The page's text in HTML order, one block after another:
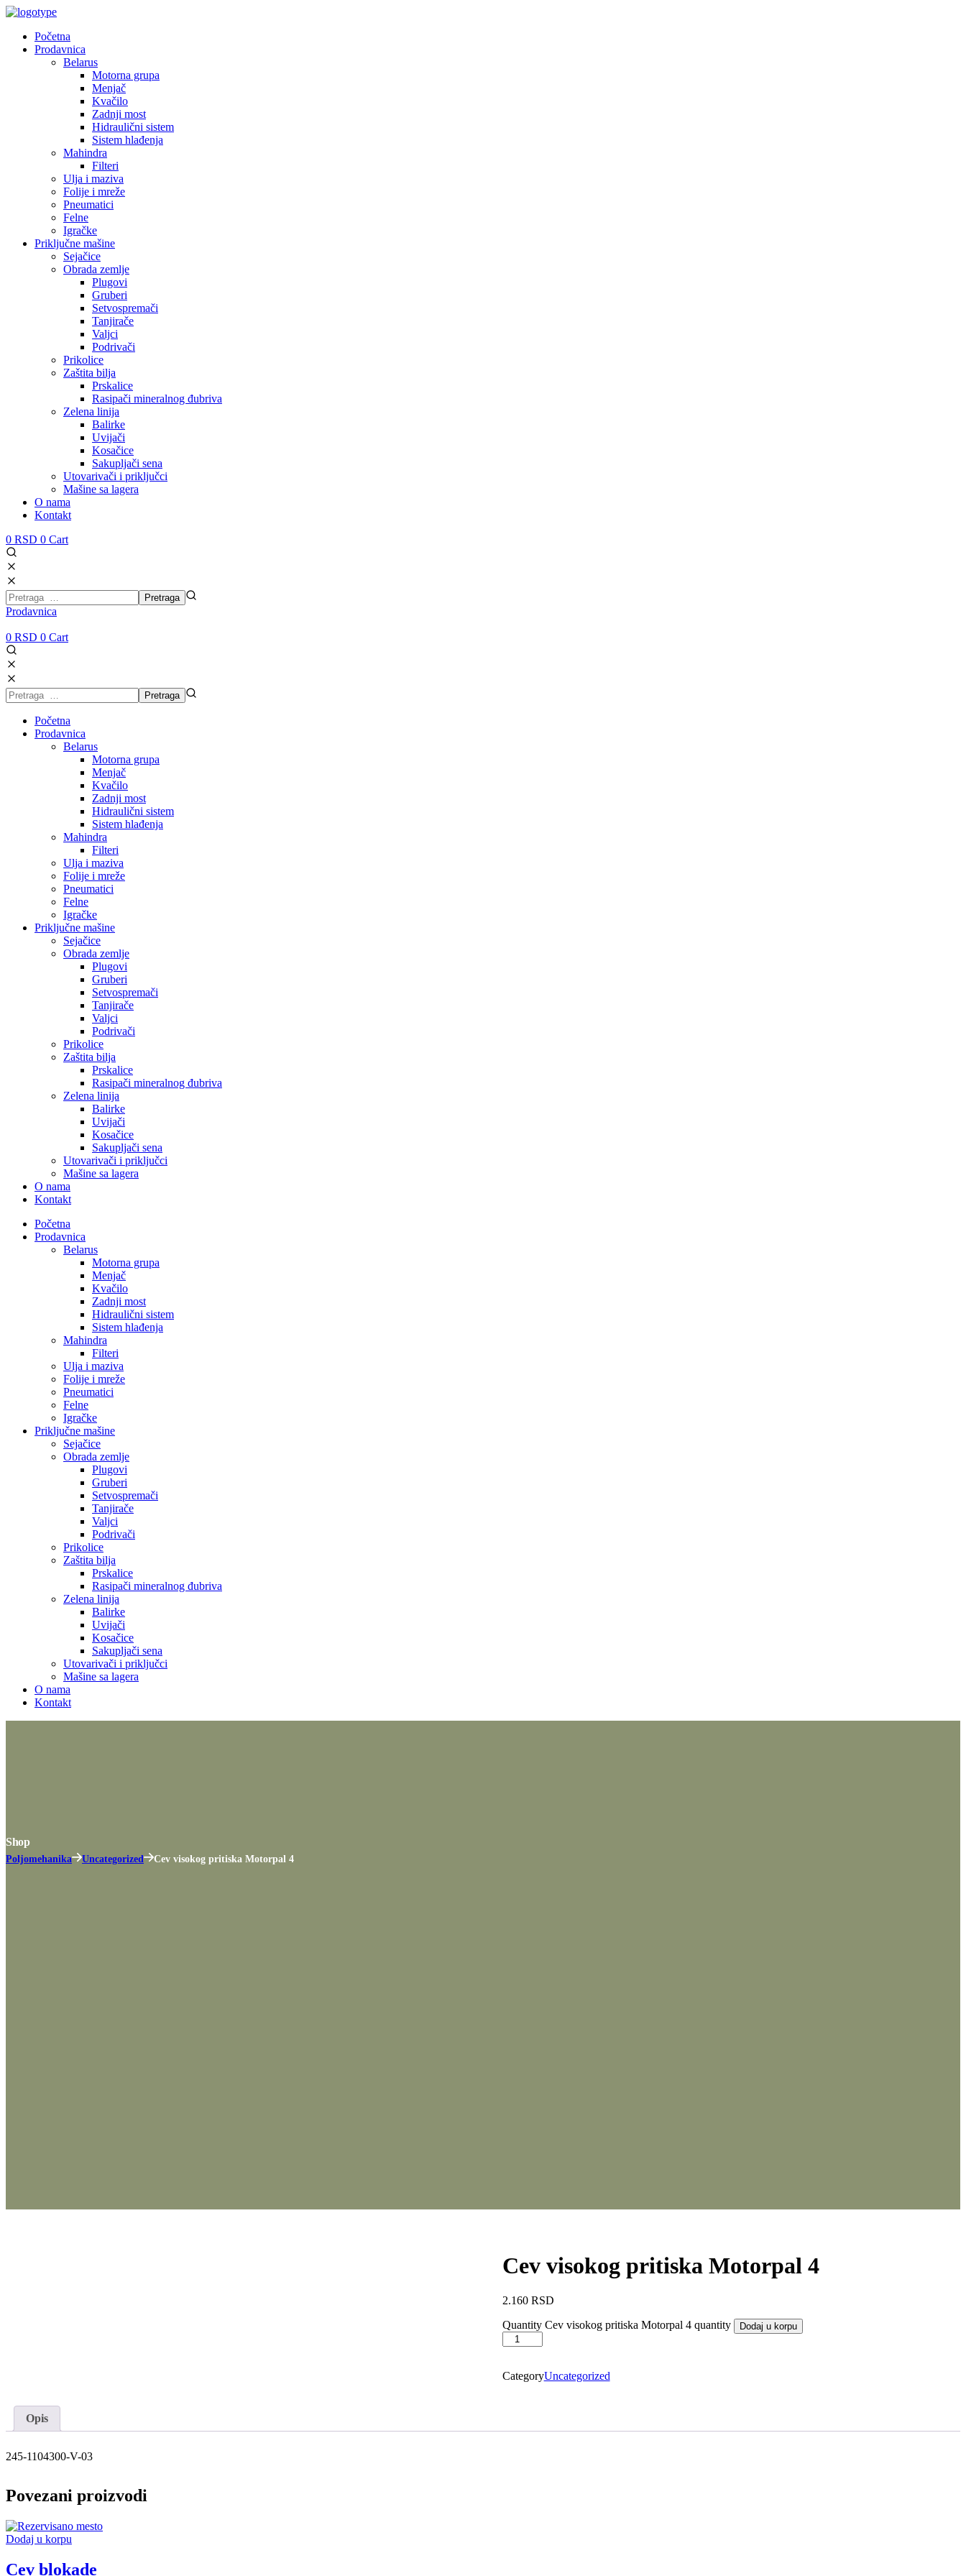
Početna
Prodavnica
Belarus
Motorna grupa
Menjač
Kvačilo
Zadnji most
Hidraulični sistem
Sistem hlađenja
Mahindra
Filteri
Ulja i maziva
Folije i mreže
Pneumatici
Felne
Igračke
Priključne mašine
Sejačice
Obrada zemlje
Plugovi
Gruberi
Setvospremači
Tanjirače
Valjci
Podrivači
Prikolice
Zaštita bilja
Prskalice
Rasipači mineralnog đubriva
Zelena linija
Balirke
Uvijači
Kosačice
Sakupljači sena
Utovarivači i priključci
Mašine sa lagera
O nama
Kontakt
0 RSD 0 Cart
Prodavnica
0 RSD 0 Cart
Početna
Prodavnica
Belarus
Motorna grupa
Menjač
Kvačilo
Zadnji most
Hidraulični sistem
Sistem hlađenja
Mahindra
Filteri
Ulja i maziva
Folije i mreže
Pneumatici
Felne
Igračke
Priključne mašine
Sejačice
Obrada zemlje
Plugovi
Gruberi
Setvospremači
Tanjirače
Valjci
Podrivači
Prikolice
Zaštita bilja
Prskalice
Rasipači mineralnog đubriva
Zelena linija
Balirke
Uvijači
Kosačice
Sakupljači sena
Utovarivači i priključci
Mašine sa lagera
O nama
Kontakt
Početna
Prodavnica
Belarus
Motorna grupa
Menjač
Kvačilo
Zadnji most
Hidraulični sistem
Sistem hlađenja
Mahindra
Filteri
Ulja i maziva
Folije i mreže
Pneumatici
Felne
Igračke
Priključne mašine
Sejačice
Obrada zemlje
Plugovi
Gruberi
Setvospremači
Tanjirače
Valjci
Podrivači
Prikolice
Zaštita bilja
Prskalice
Rasipači mineralnog đubriva
Zelena linija
Balirke
Uvijači
Kosačice
Sakupljači sena
Utovarivači i priključci
Mašine sa lagera
O nama
Kontakt
Shop
Poljomehanika Uncategorized Cev visokog pritiska Motorpal 4
Cev visokog pritiska Motorpal 4
2.160 RSD
Quantity Cev visokog pritiska Motorpal 4 quantity Dodaj u korpu
CategoryUncategorized
Opis
245-1104300-V-03
Povezani proizvodi
Dodaj u korpu
Cev blokade